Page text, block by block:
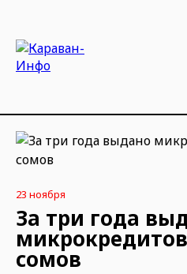
23 ноября
За три года
сомов